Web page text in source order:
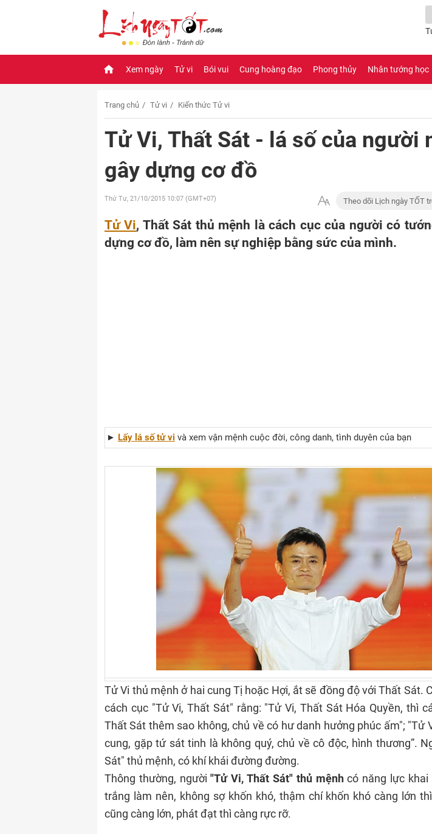
Xem ngày Tử vi Bói vui Cung hoàng đạo Phong thủy Nhân tướng học
Trang chủ Tử vi Kiến thức Tử vi
Tử Vi, Thất Sát - lá số của người
gây dựng cơ đồ
Thứ Tư, 21/10/2015 10:07 (GMT+07) Theo dõi Lịch ngày TỐT
Tử Vi, Thất Sát thủ mệnh là cách cục của người có
dựng cơ đồ, làm nên sự nghiệp bằng sức của mình.
► Lấy lá số tử vi và xem vận mệnh cuộc đời, công danh, tình duyên của bạn
Tử Vi thủ mệnh ở hai cung Tị hoặc Hợi, ắt sẽ đồng độ với Thất Sát.
cách cục "Tử Vi, Thất Sát" rằng: "Tử Vi, Thất Sát Hóa Quyền, thì
Thất Sát thêm sao không, chủ về có hư danh hưởng phúc ấm"; "Tử
cung, gặp tứ sát tinh là không quý, chủ về cô độc, hình thương”.
Sát" thủ mệnh, có khí khái đường đường.
Thông thường, người "Tử Vi, Thất Sát" thủ mệnhcó năng lực khai
trắng làm nên, không sợ khốn khó, thậm chí khốn khó càng lớn
cũng càng lớn, phát đạt thì càng rực rỡ.